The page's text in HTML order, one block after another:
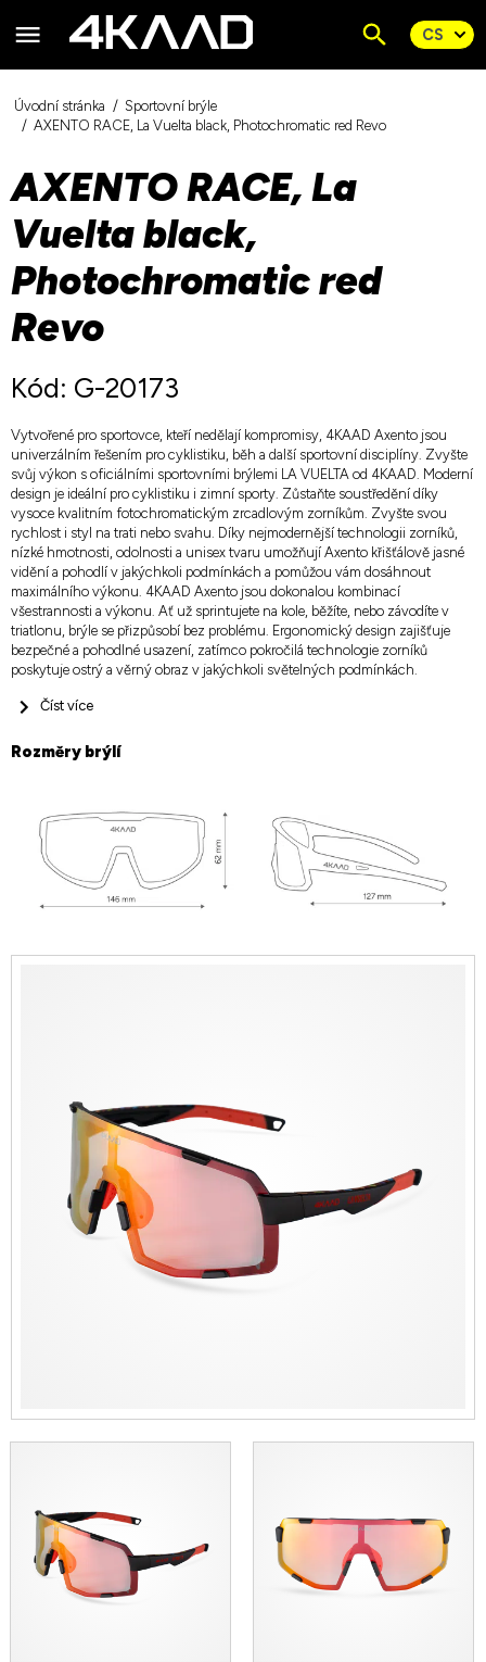
Úvodní stránka
Sportovní brýle
AXENTO RACE, La Vuelta black, Photochromatic red Revo
AXENTO RACE, La
Vuelta black,
Photochromatic red
Revo
Kód: G-20173
Vytvořené pro sportovce, kteří nedělají kompromisy, 4KAAD Axento jsou
univerzálním řešením pro cyklistiku, běh a další sportovní disciplíny. Zvyšte
svůj výkon s oficiálními sportovními brýlemi LA VUELTA od 4KAAD. Moderní
design je ideální pro cyklistiku i zimní sporty. Zůstaňte soustředění díky
vysoce kvalitním fotochromatickým zrcadlovým zorníkům. Zvyšte svou
rychlost i styl na trati nebo svahu. Díky nejmodernější technologii zorníků,
nízké hmotnosti, odolnosti a unisex tvaru umožňují Axento křišťálově jasné
vidění a pohodlí v jakýchkoli podmínkách a pomůžou vám dosáhnout
maximálního výkonu. 4KAAD Axento jsou dokonalou kombinací
všestrannosti a výkonu. Ať už sprintujete na kole, běžíte, nebo závodíte v
triatlonu, brýle se přizpůsobí bez problému. Ergonomický design zajišťuje
bezpečné a pohodlné usazení, zatímco pokročilá technologie zorníků
poskytuje ostrý a věrný obraz v jakýchkoli světelných podmínkách.
Číst více
Rozměry brýlí